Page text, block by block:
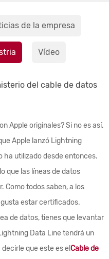
de la empresa
Vídeo
del cable de datos
Apple originales? Si no es así,
Apple lanzó Lightning
ha utilizado desde entonces.
que las líneas de datos
Como todos saben, a los
estar certificados.
de datos, tienes que levantar
Data Line tendrá un
que este es el Cable de